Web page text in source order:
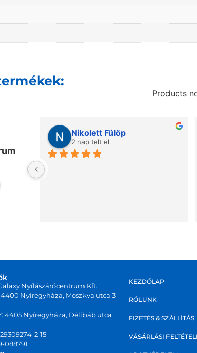
Products
Nikolett Fülöp
2 nap telt el
Nyílászárócentrum Kft.
4400 Nyíregyháza, Moszkva utca 3-
4405 Nyíregyháza, Délibáb utca
2-15
088791
KEZDŐLAP
RÓLUNK
FIZETÉS & SZÁLLÍTÁS
VÁSÁRLÁSI